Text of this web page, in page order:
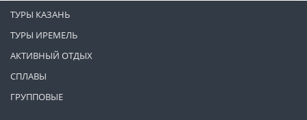
ТУРЫ КАЗАНЬ
ТУРЫ ИРЕМЕЛЬ
АКТИВНЫЙ ОТДЫХ
СПЛАВЫ
ГРУППОВЫЕ